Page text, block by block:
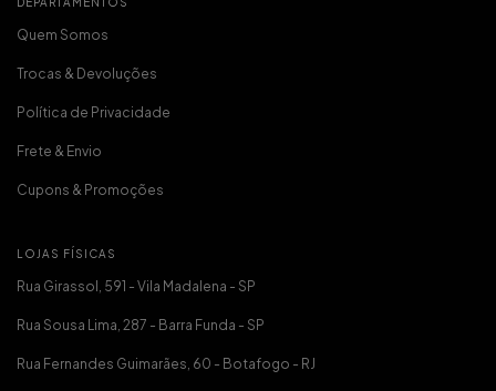
Quem Somos
Trocas & Devoluções
Política de Privacidade
Frete & Envio
Cupons & Promoções
LOJAS FÍSICAS
Rua Girassol, 591 - Vila Madalena - SP
Rua Sousa Lima, 287 - Barra Funda - SP
Rua Fernandes Guimarães, 60 - Botafogo - RJ